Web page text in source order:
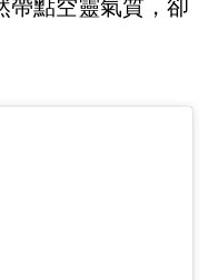
帶點空靈氣質，卻